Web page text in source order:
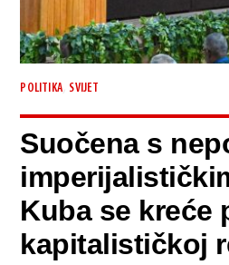
POLITIKA SVIJET
Suočena s
Kuba se kreće
kapitalističkoj